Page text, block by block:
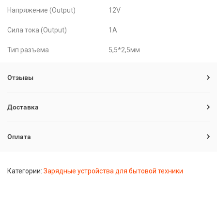
Напряжение (Output) 12V
Сила тока (Output) 1A
Тип разъема 5,5*2,5мм
Отзывы
Доставка
Оплата
Категории: Зарядные устройства для бытовой техники